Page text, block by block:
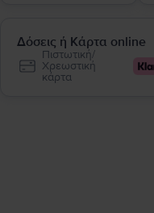
Δόσεις ή Κάρτα online
Πιστωτική/
Χρεωστική
κάρτα